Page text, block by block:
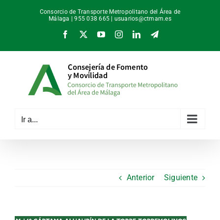
Consorcio de Transporte Metropolitano del Área de
Málaga | 955 038 665 | usuarios@ctmam.es
Facebook
X YouTubeInstagramLinkedInTelegram
Ir a...
Anterior Siguiente